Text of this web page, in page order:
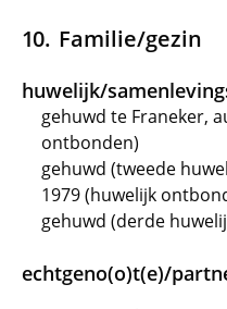
Familie/gezin
huwelijk/
gehuwd te Franeker,
ontbonden)
gehuwd (tweede
1979 (huwelijk
gehuwd (derde
echtgeno(o)t(e)/